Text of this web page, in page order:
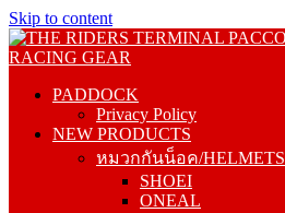
Skip to content
PADDOCK
Privacy Policy
NEW PRODUCTS
หมวกกันน็อค/HELMETS
SHOEI
ONEAL
PADDOCK
NEW PRODUCTS
หมวกกันน็อค/HELMETS
SHOEI
ONEAL
ONE
KINI